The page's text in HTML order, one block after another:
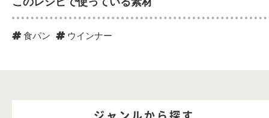
食パン ウインナー
ジャンルから探す